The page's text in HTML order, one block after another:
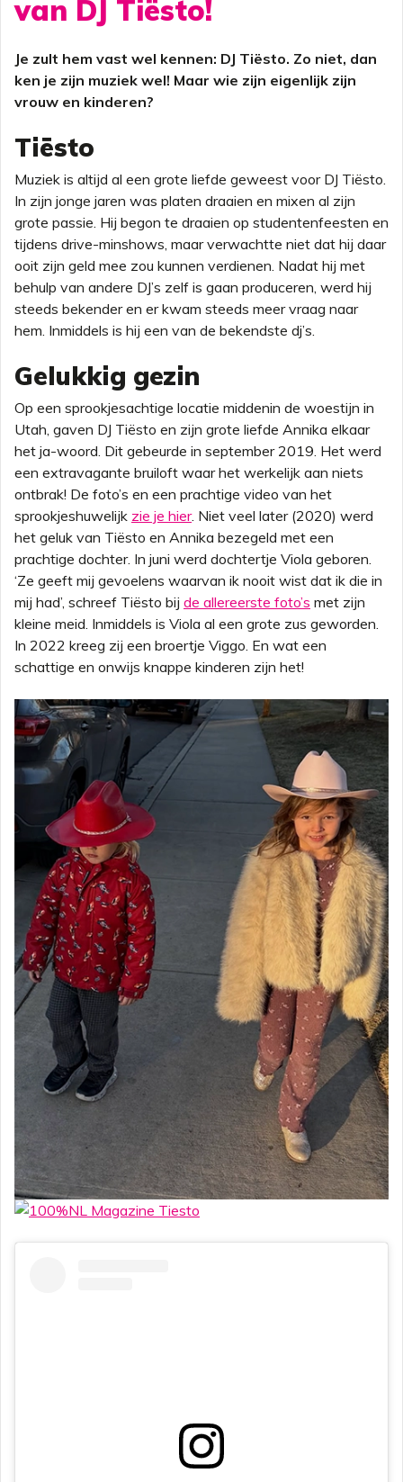
van DJ Tiësto!
Je zult hem vast wel kennen: DJ Tiësto. Zo niet, dan
ken je zijn muziek wel! Maar wie zijn eigenlijk zijn
vrouw en kinderen?
Tiësto
Muziek is altijd al een grote liefde geweest voor DJ Tiësto.
In zijn jonge jaren was platen draaien en mixen al zijn
grote passie. Hij begon te draaien op studentenfeesten en
tijdens drive-minshows, maar verwachtte niet dat hij daar
ooit zijn geld mee zou kunnen verdienen. Nadat hij met
behulp van andere DJ’s zelf is gaan produceren, werd hij
steeds bekender en er kwam steeds meer vraag naar
hem. Inmiddels is hij een van de bekendste dj’s.
Gelukkig gezin
Op een sprookjesachtige locatie middenin de woestijn in
Utah, gaven DJ Tiësto en zijn grote liefde Annika elkaar
het ja-woord. Dit gebeurde in september 2019. Het werd
een extravagante bruiloft waar het werkelijk aan niets
ontbrak! De foto’s en een prachtige video van het
sprookjeshuwelijk zie je hier. Niet veel later (2020) werd
het geluk van Tiësto en Annika bezegeld met een
prachtige dochter. In juni werd dochtertje Viola geboren.
‘Ze geeft mij gevoelens waarvan ik nooit wist dat ik die in
mij had’, schreef Tiësto bij de allereerste foto’s met zijn
kleine meid. Inmiddels is Viola al een grote zus geworden.
In 2022 kreeg zij een broertje Viggo. En wat een
schattige en onwijs knappe kinderen zijn het!